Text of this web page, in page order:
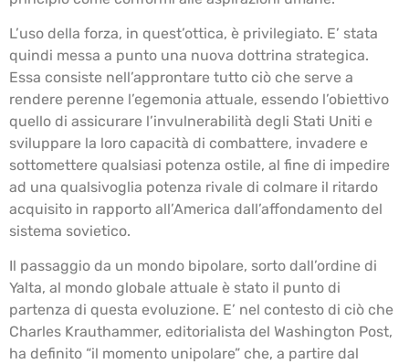
L’uso della forza, in quest’ottica, è privilegiato. E’ stata
quindi messa a punto una nuova dottrina strategica.
Essa consiste nell’approntare tutto ciò che serve a
rendere perenne l’egemonia attuale, essendo l’obiettivo
quello di assicurare l’invulnerabilità degli Stati Uniti e
sviluppare la loro capacità di combattere, invadere e
sottomettere qualsiasi potenza ostile, al fine di impedire
ad una qualsivoglia potenza rivale di colmare il ritardo
acquisito in rapporto all’America dall’affondamento del
sistema sovietico.
Il passaggio da un mondo bipolare, sorto dall’ordine di
Yalta, al mondo globale attuale è stato il punto di
partenza di questa evoluzione. E’ nel contesto di ciò che
Charles Krauthammer, editorialista del Washington Post,
ha definito “il momento unipolare” che, a partire dal